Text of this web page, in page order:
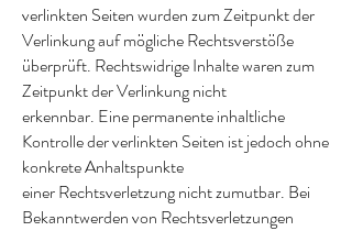
verlinkten Seiten wurden zum Zeitpunkt der
Verlinkung auf mögliche Rechtsverstöße
überprüft. Rechtswidrige Inhalte waren zum
Zeitpunkt der Verlinkung nicht
erkennbar. Eine permanente inhaltliche
Kontrolle der verlinkten Seiten ist jedoch ohne
konkrete Anhaltspunkte
einer Rechtsverletzung nicht zumutbar. Bei
Bekanntwerden von Rechtsverletzungen